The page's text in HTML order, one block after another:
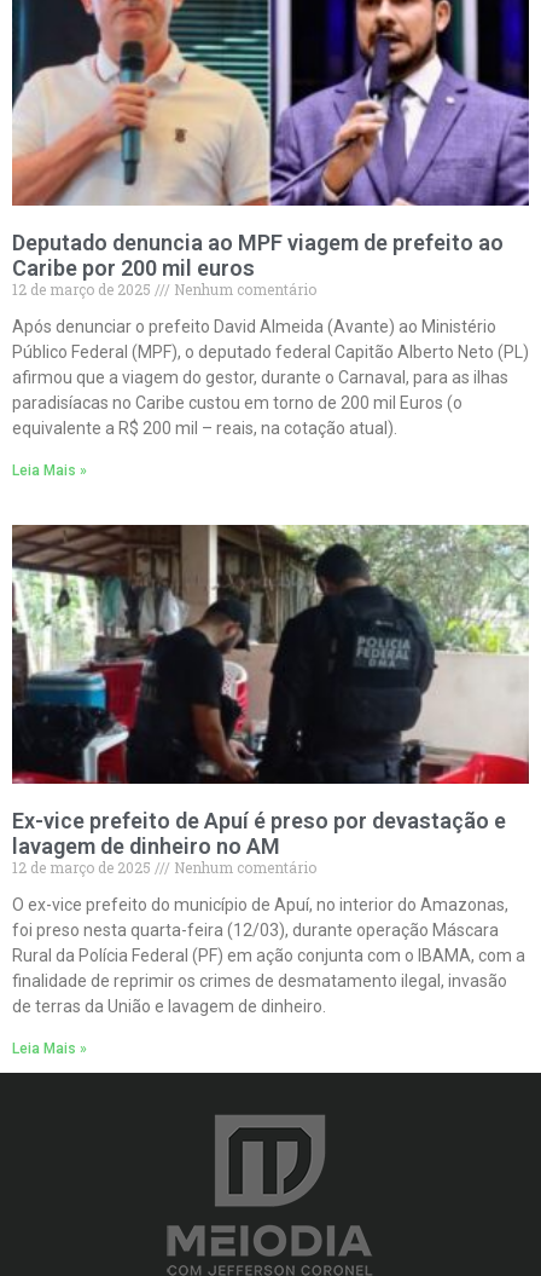
Deputado denuncia ao MPF viagem de prefeito ao
Caribe por 200 mil euros
12 de março de 2025
Nenhum comentário
Após denunciar o prefeito David Almeida (Avante) ao Ministério
Público Federal (MPF), o deputado federal Capitão Alberto Neto (PL)
afirmou que a viagem do gestor, durante o Carnaval, para as ilhas
paradisíacas no Caribe custou em torno de 200 mil Euros (o
equivalente a R$ 200 mil – reais, na cotação atual).
Leia Mais »
Ex-vice prefeito de Apuí é preso por devastação e
lavagem de dinheiro no AM
12 de março de 2025
Nenhum comentário
O ex-vice prefeito do município de Apuí, no interior do Amazonas,
foi preso nesta quarta-feira (12/03), durante operação Máscara
Rural da Polícia Federal (PF) em ação conjunta com o IBAMA, com a
finalidade de reprimir os crimes de desmatamento ilegal, invasão
de terras da União e lavagem de dinheiro.
Leia Mais »